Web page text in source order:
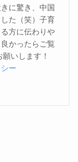
に驚き、中国
た（笑）子育
方に伝わりや
かったらご覧
いします！
ー